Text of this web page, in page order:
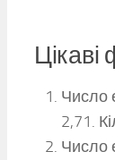
Цікаві
Число
2,71.
Число